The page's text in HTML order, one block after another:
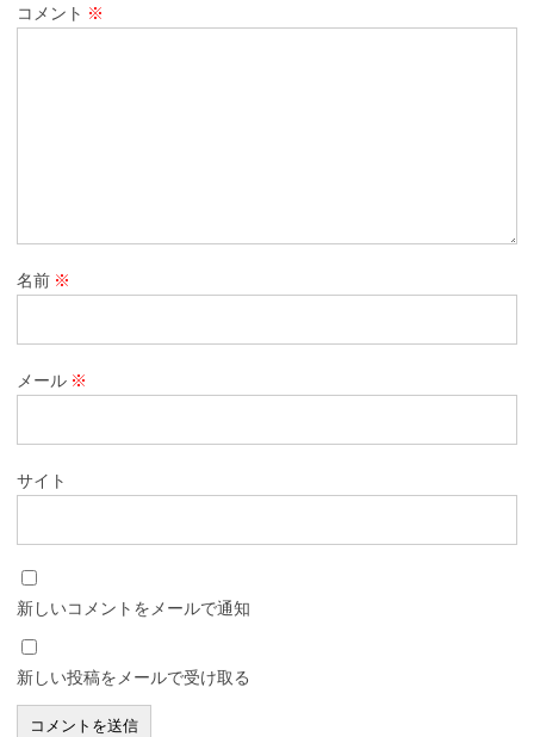
コメント ※
名前 ※
メール ※
サイト
新しいコメントをメールで通知
新しい投稿をメールで受け取る